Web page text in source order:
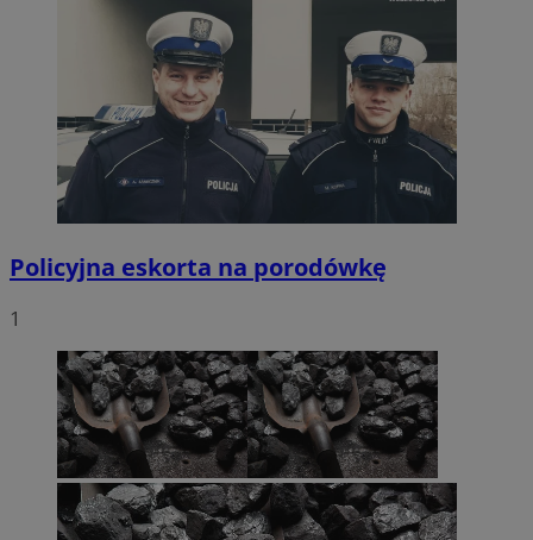
Policyjna eskorta na porodówkę
1